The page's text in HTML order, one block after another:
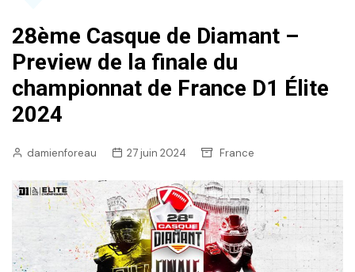
28ème Casque de Diamant –
Preview de la finale du
championnat de France D1 Élite
2024
damienforeau 27 juin 2024 France